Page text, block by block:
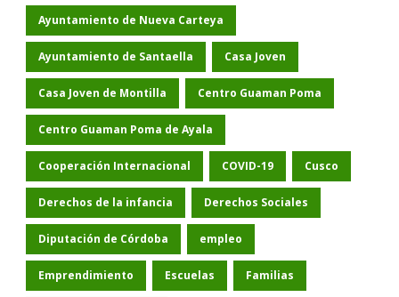
Ayuntamiento de Nueva Carteya
Ayuntamiento de Santaella Casa Joven
Casa Joven de Montilla Centro Guaman Poma
Centro Guaman Poma de Ayala
Cooperación Internacional COVID-19 Cusco
Derechos de la infancia Derechos Sociales
Diputación de Córdoba empleo
Emprendimiento Escuelas Familias